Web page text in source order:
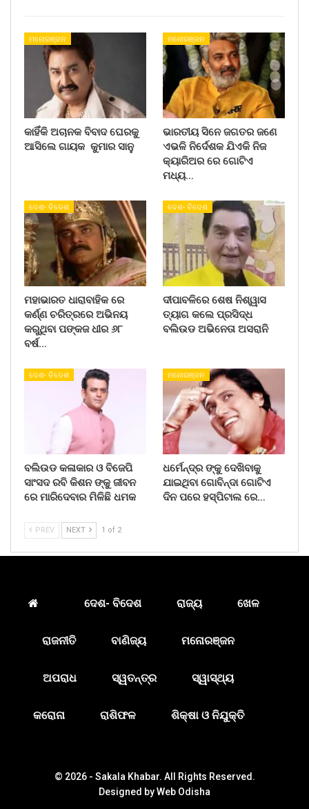
ମନୋରଞ୍ଜନ
କାହିଁକି ଅଚାନକ ବିବାଦ ଘେରକୁ
ଆସିଲେ ଗାୟକ କୁମାର ସାନୁ
ମନୋରଞ୍ଜନ
ଭାରତୀୟ ସିନେ ଜଗତର ଜଣେ
ଏଭଳି ନିର୍ଦେଶକ ଯିଏକି ନିଜ
କ୍ୟାରିଅର ରେ ଗୋଟିଏ
ମଧ୍ୟ…
ଦେଶ- ବିଦେଶ
ମହାଭାରତ ଧାରାବାହିକ ରେ
କର୍ଣ୍ଣ ଚରିତ୍ରରେ ଅଭିନୟ
କରୁଥିବା ପଙ୍କଜ ଧୀର ୬୮
ବର୍ଷ…
ଦେଶ- ବିଦେଶ
ଦୀପାବଳିରେ ଶେଷ ନିଶ୍ୱାସ
ତ୍ୟାଗ କଲେ ପ୍ରସିଦ୍ଧ
ବଲିଉଡ ଅଭିନେତା ଅସରାନି
ଦେଶ- ବିଦେଶ
ବଲିଉଡ କଳାକାର ଓ ବିଜେପି
ସାଂସଦ ରବି କିଶନ ଙ୍କୁ ଜୀବନ
ରେ ମାରିଦେବାର ମିଳିଛି ଧମକ
ମନୋରଞ୍ଜନ
ଧର୍ମେନ୍ଦ୍ର ଙ୍କୁ ଦେଖିବାକୁ
ଯାଇଥିବା ଗୋବିନ୍ଦା ଗୋଟିଏ
ଦିନ ପରେ ହସ୍ପିଟାଲ ରେ…
PREV NEXT 1 of 2
ଦେଶ- ବିଦେଶ ରାଜ୍ୟ ଖେଳ
ରାଜନୀତି ବାଣିଜ୍ୟ ମନୋରଞ୍ଜନ
ଅପରାଧ ସ୍ୱତନ୍ତ୍ର ସ୍ୱାସ୍ଥ୍ୟ
କରୋନା ରାଶିଫଳ ଶିକ୍ଷା ଓ ନିଯୁକ୍ତି
© 2026 - Sakala Khabar. All Rights Reserved.
Designed byWeb Odisha